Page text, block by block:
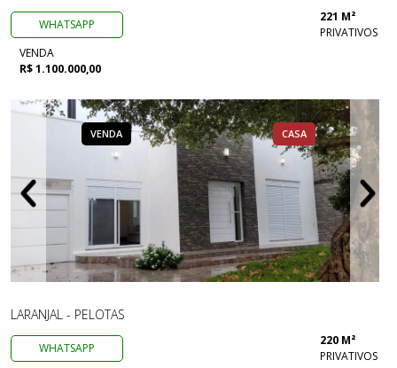
WHATSAPP
221 M²
PRIVATIVOS
VENDA
R$ 1.100.000,00
VENDA CASA
LARANJAL - PELOTAS
WHATSAPP
220 M²
PRIVATIVOS